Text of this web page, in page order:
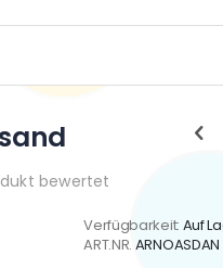
bewertet
Verfügbarkeit: Auf
ART.NR. ARNOASDAN